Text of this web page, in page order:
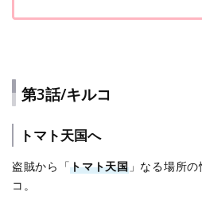
第3話/キルコ
トマト天国へ
盗賊から「トマト天国」なる場所
コ。